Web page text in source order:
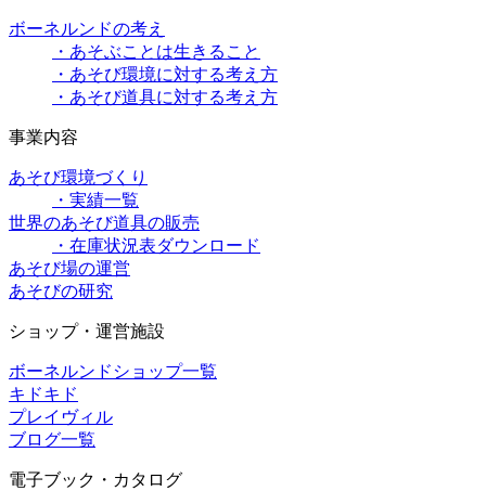
ボーネルンドの考え
・あそぶことは生きること
・あそび環境に対する考え方
・あそび道具に対する考え方
事業内容
あそび環境づくり
・実績一覧
世界のあそび道具の販売
・在庫状況表ダウンロード
あそび場の運営
あそびの研究
ショップ・運営施設
ボーネルンドショップ一覧
キドキド
プレイヴィル
ブログ一覧
電子ブック・カタログ